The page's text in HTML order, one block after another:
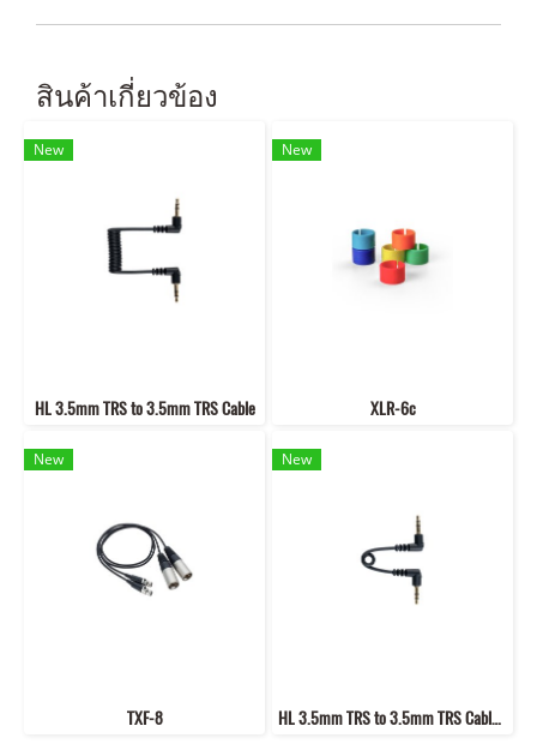
สินค้าเกี่ยวข้อง
New
HL 3.5mm TRS to 3.5mm TRS Cable
New
XLR-6c
New
TXF-8
New
HL 3.5mm TRS to 3.5mm TRS Cable (2.8-inch)